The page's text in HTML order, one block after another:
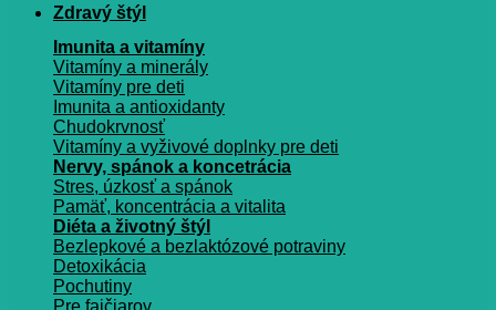
Zdravý štýl
Imunita a vitamíny
Vitamíny a minerály
Vitamíny pre deti
Imunita a antioxidanty
Chudokrvnosť
Vitamíny a vyživové doplnky pre deti
Nervy, spánok a koncetrácia
Stres, úzkosť a spánok
Pamäť, koncentrácia a vitalita
Diéta a životný štýl
Bezlepkové a bezlaktózové potraviny
Detoxikácia
Pochutiny
Pre fajčiarov